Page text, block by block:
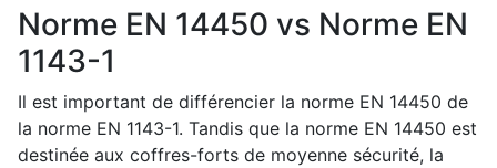
Norme EN 14450 vs Norme EN
1143-1
Il est important de différencier la norme EN 14450 de
la norme EN 1143-1. Tandis que la norme EN 14450 est
destinée aux coffres-forts de moyenne sécurité, la